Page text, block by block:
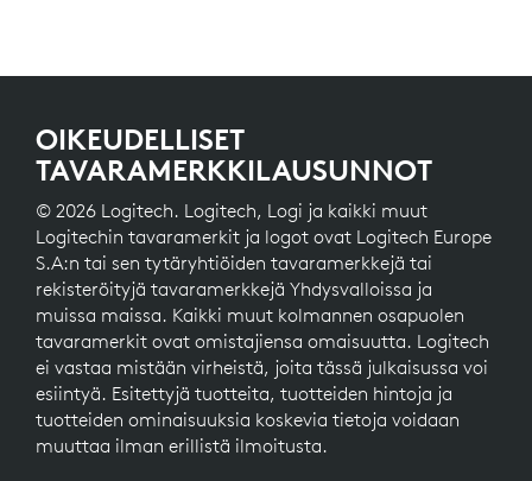
OIKEUDELLISET
TAVARAMERKKILAUSUNNOT
© 2026 Logitech. Logitech, Logi ja kaikki muut
Logitechin tavaramerkit ja logot ovat Logitech Europe
S.A:n tai sen tytäryhtiöiden tavaramerkkejä tai
rekisteröityjä tavaramerkkejä Yhdysvalloissa ja
muissa maissa. Kaikki muut kolmannen osapuolen
tavaramerkit ovat omistajiensa omaisuutta. Logitech
ei vastaa mistään virheistä, joita tässä julkaisussa voi
esiintyä. Esitettyjä tuotteita, tuotteiden hintoja ja
tuotteiden ominaisuuksia koskevia tietoja voidaan
muuttaa ilman erillistä ilmoitusta.